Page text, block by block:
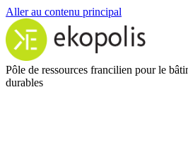
Aller au contenu principal
Pôle de ressources francilien pour le
durables